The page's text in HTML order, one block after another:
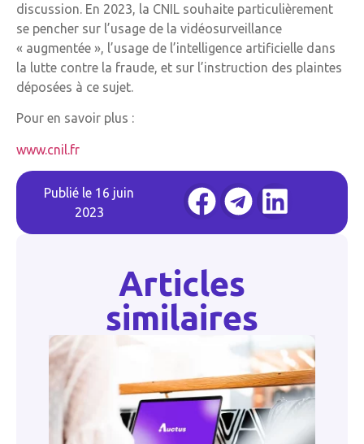
discussion. En 2023, la CNIL souhaite particulièrement
se pencher sur l’usage de la vidéosurveillance
« augmentée », l’usage de l’intelligence artificielle dans
la lutte contre la fraude, et sur l’instruction des plaintes
déposées à ce sujet.
Pour en savoir plus :
www.cnil.fr
Publié le 16 juin
2023
Articles
similaires